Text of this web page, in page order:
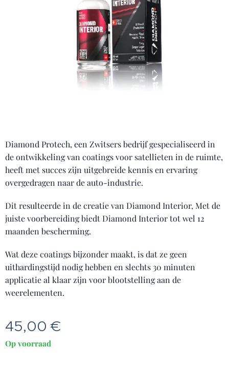
Diamond Protech, een Zwitsers bedrijf gespecialiseerd in
de ontwikkeling van coatings voor satellieten in de ruimte,
heeft met succes zijn uitgebreide kennis en ervaring
overgedragen naar de auto-industrie.
Dit resulteerde in de creatie van Diamond Interior, Met de
juiste voorbereiding biedt Diamond Interior tot wel 12
maanden bescherming.
Wat deze coatings bijzonder maakt, is dat ze geen
uithardingstijd nodig hebben en slechts 30 minuten
applicatie al klaar zijn voor blootstelling aan de
weerelementen.
45,00 €
Op voorraad